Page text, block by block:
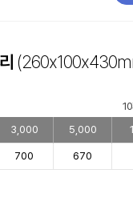
3,000
5,000
700 670